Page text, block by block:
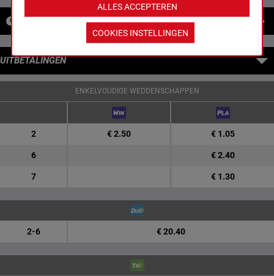
NIEUWS
UITBETALINGEN
ENKELVOUDIGE WEDDENSCHAPPEN
2 € 2.50 € 1.05
6 € 2.40
7 € 1.30
2-6 € 20.40
ALLES ACCEPTEREN
COOKIES INSTELLINGEN